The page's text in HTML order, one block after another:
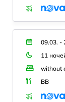
09.03. -
11
without
BB